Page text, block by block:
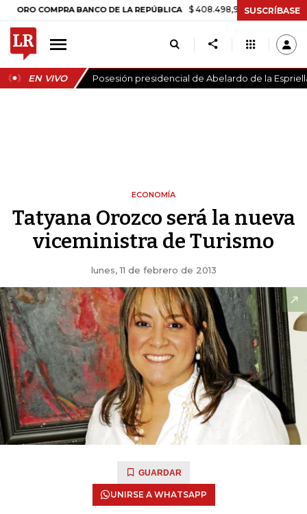
COMPRA BANCO DE LA REPÚBLICA $ 408.498,97 +$ 8.753,81 +2,19%
SUSCRÍBASE
EN VIVO Posesión presidencial de Abelardo de la
ECONOMÍA
Tatyana Orozco será la nueva
viceministra de Turismo
lunes, 11 de febrero de 2013
GUARDAR
UNIRSE A WHATSAPP